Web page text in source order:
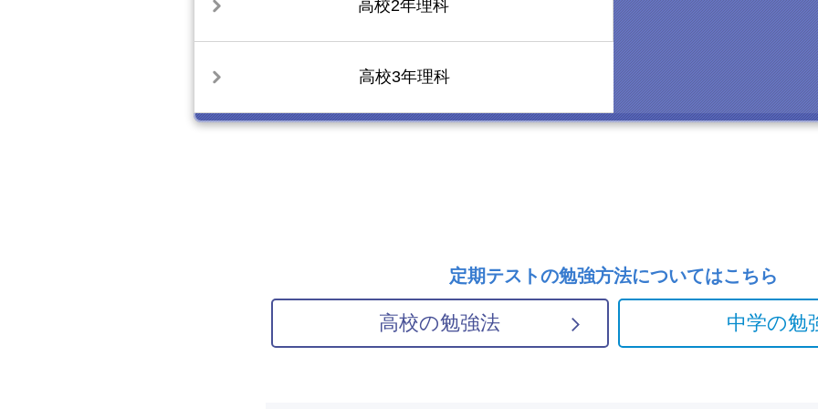
高校2年理科
高校3年理科
定期テストの勉強方法についてはこちら
高校の勉強法 中学の勉